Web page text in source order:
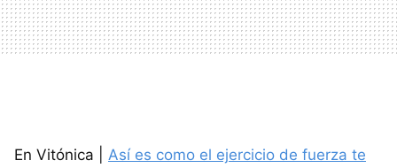
En Vitónica | Así es como el ejercicio de fuerza te